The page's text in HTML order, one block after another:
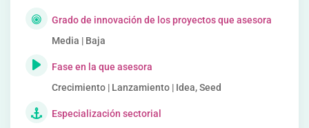
Grado de innovación de los proyectos que asesora
Media | Baja
Fase en la que asesora
Crecimiento | Lanzamiento | Idea, Seed
Especialización sectorial